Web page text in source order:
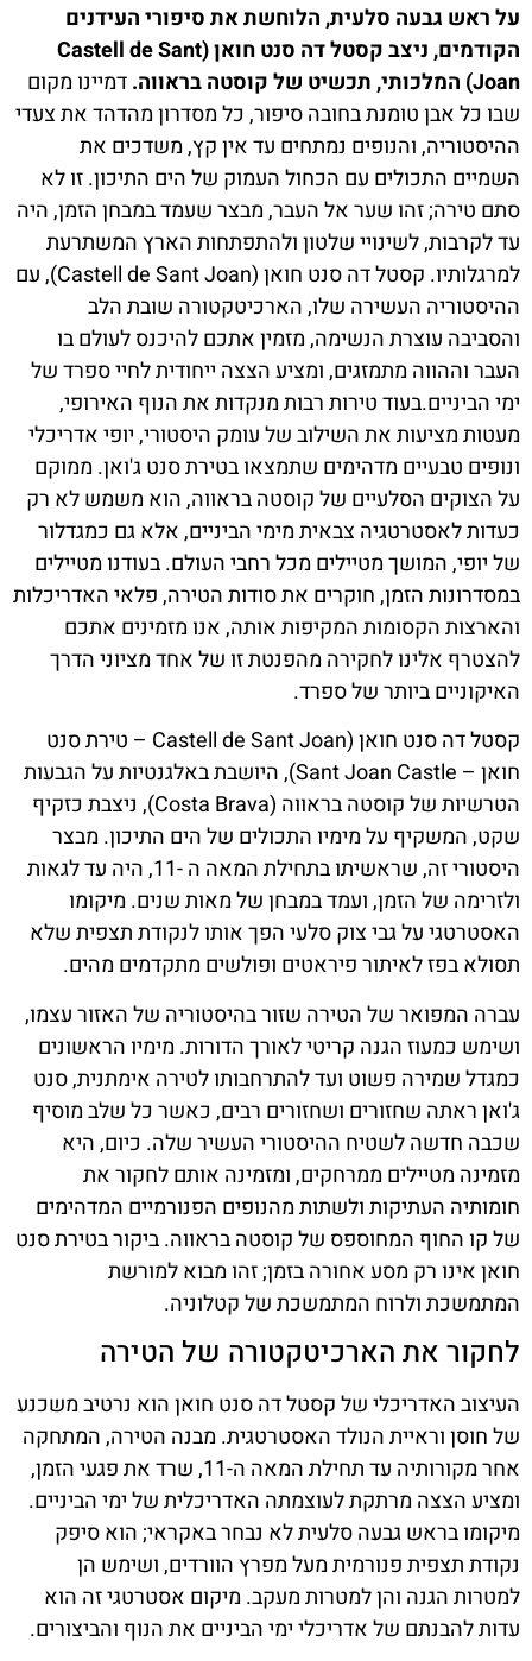
על ראש גבעה סלעית, הלוחשת את סיפורי העידנים
הקודמים, ניצב קסטל דה סנט חואן (Castell de Sant
Joan) המלכותי, תכשיט של קוסטה בראווה.
דמיינו מקום
שבו כל אבן טומנת בחובה סיפור, כל מסדרון מהדהד את צעדי
ההיסטוריה, והנופים נמתחים עד אין קץ, משדכים את
השמיים התכולים עם הכחול העמוק של הים התיכון. זו לא
סתם טירה; זהו שער אל העבר, מבצר שעמד במבחן הזמן, היה
עד לקרבות, לשינויי שלטון ולהתפתחות הארץ המשתרעת
למרגלותיו. קסטל דה סנט חואן (Castell de Sant Joan), עם
ההיסטוריה העשירה שלו, הארכיטקטורה שובת הלב
והסביבה עוצרת הנשימה, מזמין אתכם להיכנס לעולם בו
העבר וההווה מתמזגים, ומציע הצצה ייחודית לחיי ספרד של
ימי הביניים.בעוד טירות רבות מנקדות את הנוף האירופי,
מעטות מציעות את השילוב של עומק היסטורי, יופי אדריכלי
ונופים טבעיים מדהימים שתמצאו בטירת סנט ג'ואן. ממוקם
על הצוקים הסלעיים של קוסטה בראווה, הוא משמש לא רק
כעדות לאסטרטגיה צבאית מימי הביניים, אלא גם כמגדלור
של יופי, המושך מטיילים מכל רחבי העולם. בעודנו מטיילים
במסדרונות הזמן, חוקרים את סודות הטירה, פלאי האדריכלות
והארצות הקסומות המקיפות אותה, אנו מזמינים אתכם
להצטרף אלינו לחקירה מהפנטת זו של אחד מציוני הדרך
האיקוניים ביותר של ספרד.
קסטל דה סנט חואן (Castell de Sant Joan – טירת סנט
חואן – Sant Joan Castle), היושבת באלגנטיות על הגבעות
הטרשיות של קוסטה בראווה (Costa Brava), ניצבת כזקיף
שקט, המשקיף על מימיו התכולים של הים התיכון. מבצר
היסטורי זה, שראשיתו בתחילת המאה ה -11, היה עד לגאות
ולזרימה של הזמן, ועמד במבחן של מאות שנים. מיקומו
האסטרטגי על גבי צוק סלעי הפך אותו לנקודת תצפית שלא
תסולא בפז לאיתור פיראטים ופולשים מתקדמים מהים.
עברה המפואר של הטירה שזור בהיסטוריה של האזור עצמו,
ושימש כמעוז הגנה קריטי לאורך הדורות. מימיו הראשונים
כמגדל שמירה פשוט ועד להתרחבותו לטירה אימתנית, סנט
ג'ואן ראתה שחזורים ושחזורים רבים, כאשר כל שלב מוסיף
שכבה חדשה לשטיח ההיסטורי העשיר שלה. כיום, היא
מזמינה מטיילים ממרחקים, ומזמינה אותם לחקור את
חומותיה העתיקות ולשתות מהנופים הפנורמיים המדהימים
של קו החוף המחוספס של קוסטה בראווה. ביקור בטירת סנט
חואן אינו רק מסע אחורה בזמן; זהו מבוא למורשת
המתמשכת ולרוח המתמשכת של קטלוניה.
לחקור את הארכיטקטורה של הטירה
העיצוב האדריכלי של קסטל דה סנט חואן הוא נרטיב משכנע
של חוסן וראיית הנולד האסטרטגית. מבנה הטירה, המתחקה
אחר מקורותיה עד תחילת המאה ה-11, שרד את פגעי הזמן,
ומציע הצצה מרתקת לעוצמתה האדריכלית של ימי הביניים.
מיקומו בראש גבעה סלעית לא נבחר באקראי; הוא סיפק
נקודת תצפית פנורמית מעל מפרץ הוורדים, ושימש הן
למטרות הגנה והן למטרות מעקב. מיקום אסטרטגי זה הוא
עדות להבנתם של אדריכלי ימי הביניים את הנוף והביצורים.